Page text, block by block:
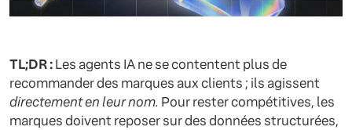
TL;DR :Les agents IA ne se contentent plus de
recommander des marques aux clients ; ils agissent
directement en leur nom. Pour rester compétitives, les
marques doivent reposer sur des données structurées,